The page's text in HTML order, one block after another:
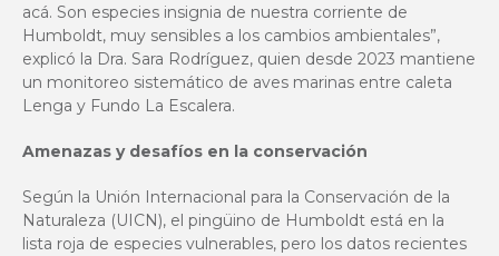
acá. Son especies insignia de nuestra corriente de
Humboldt, muy sensibles a los cambios ambientales”,
explicó la Dra. Sara Rodríguez, quien desde 2023 mantiene
un monitoreo sistemático de aves marinas entre caleta
Lenga y Fundo La Escalera.
Amenazas y desafíos en la conservación
Según la Unión Internacional para la Conservación de la
Naturaleza (UICN), el pingüino de Humboldt está en la
lista roja de especies vulnerables, pero los datos recientes